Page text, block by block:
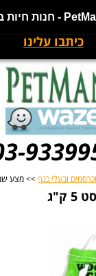
כיתבו עלינו
ובעלי כנף >> מצע